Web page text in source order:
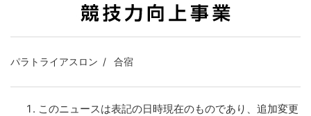
パラトライアスロン 合宿
このニュースは表記の日時現在のものであり、追加変更